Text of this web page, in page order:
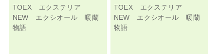
TOEX エクステリア
NEW エクシオール 暖蘭
物語
TOEX エクステリア
NEW エクシオール 暖蘭
物語